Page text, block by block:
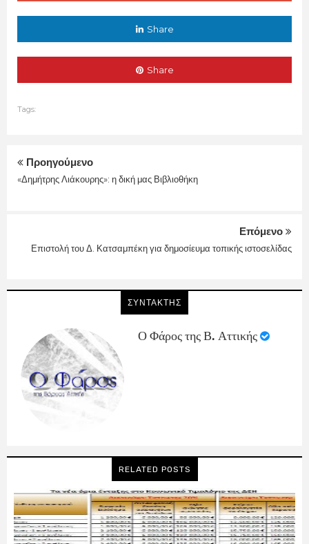
Share
Share
Tags:
Προηγούμενο
«Δημήτρης Λιάκουρης»: η δική μας Βιβλιοθήκη
Επόμενο
Επιστολή του Δ. Κατσαμπέκη για δημοσίευμα τοπικής ιστοσελίδας
ΣΥΝΤΑΚΤΗΣ
Ο Φάρος της Β. Αττικής
RELATED POSTS